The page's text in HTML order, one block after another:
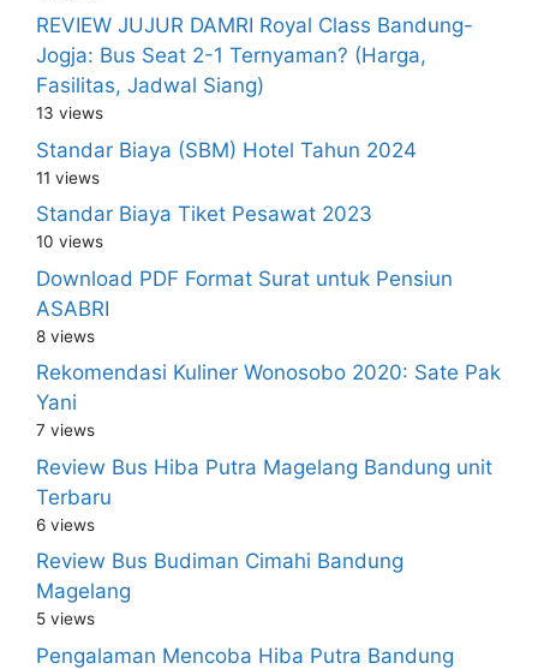
REVIEW JUJUR DAMRI Royal Class Bandung-
Jogja: Bus Seat 2-1 Ternyaman? (Harga,
Fasilitas, Jadwal Siang)
13 views
Standar Biaya (SBM) Hotel Tahun 2024
11 views
Standar Biaya Tiket Pesawat 2023
10 views
Download PDF Format Surat untuk Pensiun
ASABRI
8 views
Rekomendasi Kuliner Wonosobo 2020: Sate Pak
Yani
7 views
Review Bus Hiba Putra Magelang Bandung unit
Terbaru
6 views
Review Bus Budiman Cimahi Bandung
Magelang
5 views
Pengalaman Mencoba Hiba Putra Bandung